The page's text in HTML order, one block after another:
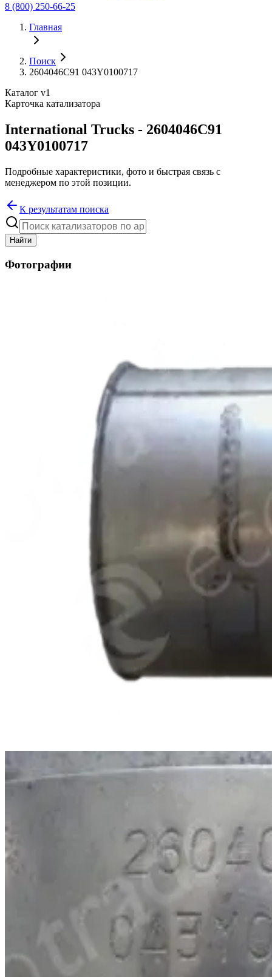
8 (800) 250-66-25
Главная
Поиск
2604046C91 043Y0100717
Каталог v1
Карточка катализатора
International Trucks - 2604046C91
043Y0100717
Подробные характеристики, фото и быстрая связь с
менеджером по этой позиции.
К результатам поиска
Найти
Фотографии